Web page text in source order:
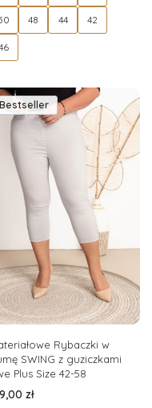
48 44 42
Bestseller
Rybaczki w
SWING z guziczkami
Plus Size 42-58
zł